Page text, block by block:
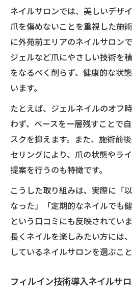
ネイルサロンでは、美しいデザ
爪を傷めないことを重視した施
に外苑前エリアのネイルサロン
ジェルなど爪にやさしい技術を
をなるべく削らず、健康的な状
います。
たとえば、ジェルネイルのオフ
わず、ベースを一層残すことで
スクを抑えます。また、施術前
セリングにより、爪の状態やラ
提案を行うのも特徴です。
こうした取り組みは、実際に「
なった」「定期的なネイルでも
という口コミにも反映されてい
長くネイルを楽しみたい方には
しているネイルサロンを選ぶこと
フィルイン技術導入ネイルサ